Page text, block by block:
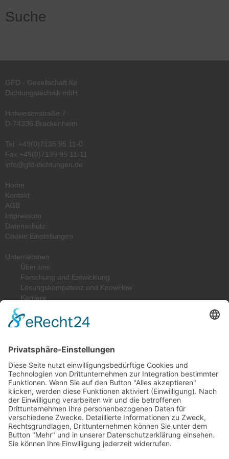
Suche
GFD - Gesellschaft für
Dichtungstechnik mbH
Hofwiesenstraße 7
D-74336 Brackenheim
Tel. +49(0)7135 95 11-0
Fax +49(0)7135 95 11-11
info@gfd-dichtungen.de
Home
Kontakt
AGB
Impressum
Datenschutz
Cookie Einstellungen
Unternehmen
Über uns
Forschung und Entwicklung
Lösungskompetenz und KnowHow
Karriere
Downloads
Lösungen
Elastische Metalldichtungen
Wellendichtungen
Konstruktionsteile
Branchen
Maschinen- und Anlagenbau
Öl & Gas
Medizin- & Lebensmitteltechnik, Pharma